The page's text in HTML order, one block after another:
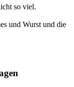
so viel.
und Wurst und die